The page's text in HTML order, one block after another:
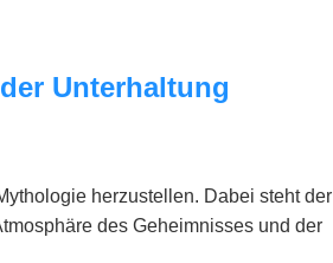
Unterhaltung
herzustellen. Dabei steht der
des Geheimnisses und der